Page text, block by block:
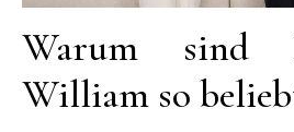
Warum sind
William so